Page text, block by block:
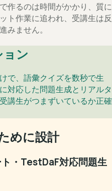
作るのは時間がかかり、質に
ト作業に追われ、受講生は反
みません。
ン
で、語彙クイズを数秒で生
対応した問題生成とリアルタ
講生がつまずいているか正確
めに設計
・TestDaF対応問題生